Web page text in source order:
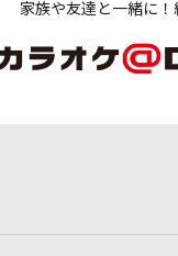
家族や友達と一緒に！